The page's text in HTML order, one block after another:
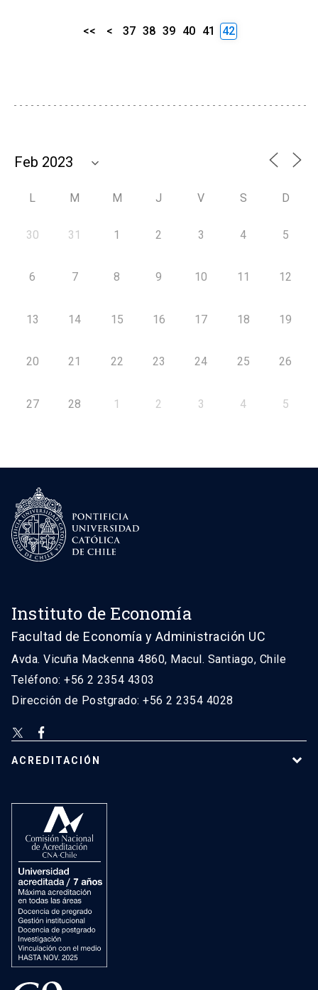
<< < 37 38 39 40 41 42
L M M J V S D
30 31 1 2 3 4 5
6 7 8 9 10 11 12
13 14 15 16 17 18 19
20 21 22 23 24 25 26
27 28 1 2 3 4 5
Instituto de Economía
Facultad de Economía y Administración UC
Avda. Vicuña Mackenna 4860, Macul. Santiago, Chile
Teléfono: +56 2 2354 4303
Dirección de Postgrado: +56 2 2354 4028
ACREDITACIÓN